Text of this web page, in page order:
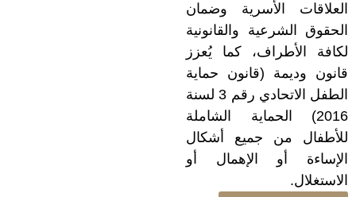
العلاقات الأسرية وضمان
الحقوق الشرعية والقانونية
لكافة الأطراف، كما يُعزز
قانون وديمة (قانون حماية
الطفل الاتحادي رقم 3 لسنة
2016) الحماية الشاملة
للأطفال من جميع أشكال
الإساءة أو الإهمال أو
الاستغلال.